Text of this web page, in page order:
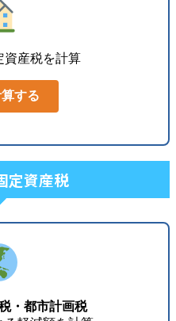
資産税を計算
する
定資産税
・都市計画税